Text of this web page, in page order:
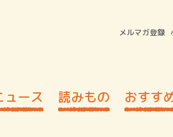
メルマガ登録
ュース 読みもの おすす